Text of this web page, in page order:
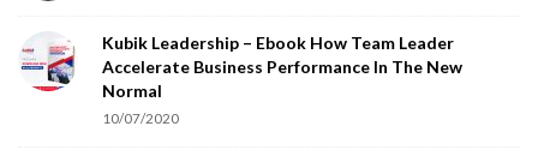
Kubik Leadership – Ebook How Team Leader
Accelerate Business Performance In The New
Normal
10/07/2020